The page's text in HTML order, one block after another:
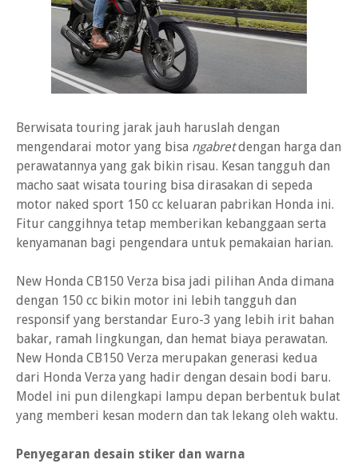
Berwisata touring jarak jauh haruslah dengan
mengendarai motor yang bisa ngabretdengan harga dan
perawatannya yang gak bikin risau. Kesan tangguh dan
macho saat wisata touring bisa dirasakan di sepeda
motor naked sport 150 cc keluaran pabrikan Honda ini.
Fitur canggihnya tetap memberikan kebanggaan serta
kenyamanan bagi pengendara untuk pemakaian harian.
New Honda CB150 Verza bisa jadi pilihan Anda dimana
dengan 150 cc bikin motor ini lebih tangguh dan
responsif yang berstandar Euro-3 yang lebih irit bahan
bakar, ramah lingkungan, dan hemat biaya perawatan.
New Honda CB150 Verza merupakan generasi kedua
dari Honda Verza yang hadir dengan desain bodi baru.
Model ini pun dilengkapi lampu depan berbentuk bulat
yang memberi kesan modern dan tak lekang oleh waktu.
Penyegaran desain stiker dan warna